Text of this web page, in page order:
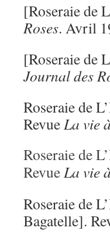
[Roseraie de
Roses. Avril
[Roseraie de
Journal des
Roseraie de
RevueLa vie
Roseraie de
RevueLa vie
Roseraie de
Bagatelle].